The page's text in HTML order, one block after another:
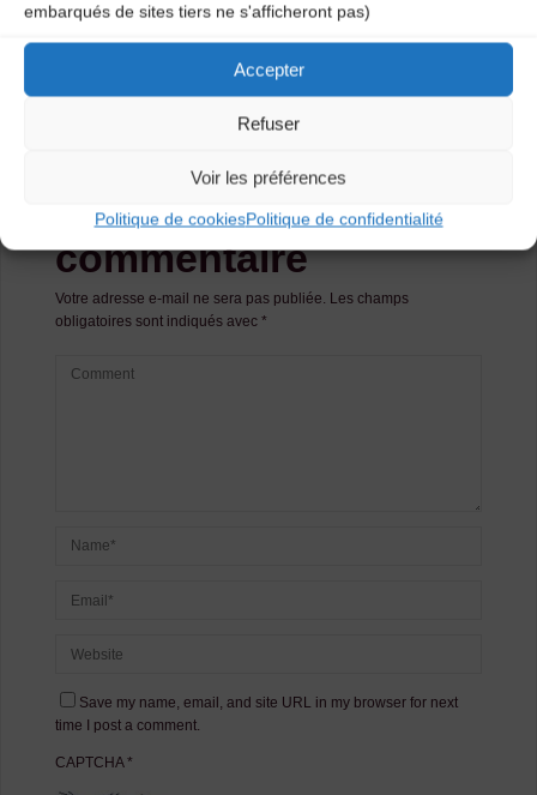
embarqués de sites tiers ne s'afficheront pas)
Accepter
Refuser
Voir les préférences
Politique de cookiesPolitique de confidentialité
Collectif Passe ton morceau – Sessions
musique trad [Sainte-Sigolène]
Bal Acoustique de la Nòvia – stage & bal
Laisser un
commentaire
Votre adresse e-mail ne sera pas publiée. Les champs
obligatoires sont indiqués avec *
Save my name, email, and site URL in my browser for next
time I post a comment.
CAPTCHA*